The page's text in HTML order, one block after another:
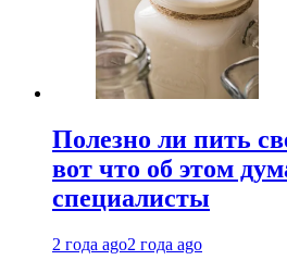
Полезно ли пить
вот что об этом
специалисты
2 года ago2 года ago